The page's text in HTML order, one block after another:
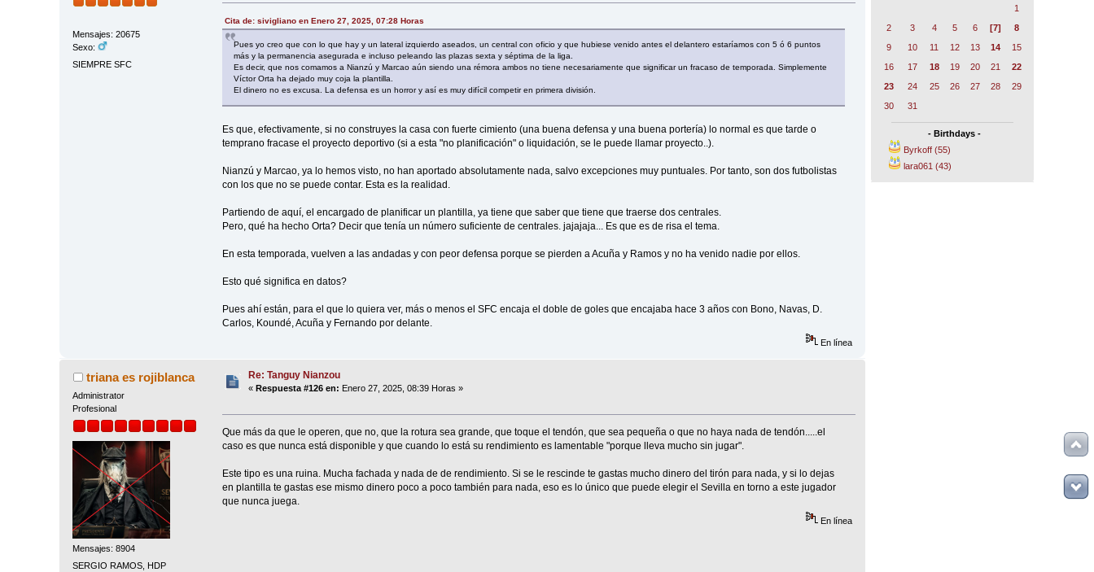
Mensajes: 20675
Sexo:
SIEMPRE SFC
Cita de: sivigliano en Enero 27, 2025, 07:28 Horas
Pues yo creo que con lo que hay y un lateral izquierdo aseados, un central con oficio y que hubiese venido antes el delantero estaríamos con 5 ó 6 puntos
más y la permanencia asegurada e incluso peleando las plazas sexta y séptima de la liga.
Es decir, que nos comamos a Nianzú y Marcao aún siendo una rémora ambos no tiene necesariamente que significar un fracaso de temporada. Simplemente
Víctor Orta ha dejado muy coja la plantilla.
El dinero no es excusa. La defensa es un horror y así es muy difícil competir en primera división.
Es que, efectivamente, si no construyes la casa con fuerte cimiento (una buena defensa y una buena portería) lo normal es que tarde o
temprano fracase el proyecto deportivo (si a esta "no planificación" o liquidación, se le puede llamar proyecto..).
Nianzú y Marcao, ya lo hemos visto, no han aportado absolutamente nada, salvo excepciones muy puntuales. Por tanto, son dos futbolistas
con los que no se puede contar. Esta es la realidad.
Partiendo de aquí, el encargado de planificar un plantilla, ya tiene que saber que tiene que traerse dos centrales.
Pero, qué ha hecho Orta? Decir que tenía un número suficiente de centrales. jajajaja... Es que es de risa el tema.
En esta temporada, vuelven a las andadas y con peor defensa porque se pierden a Acuña y Ramos y no ha venido nadie por ellos.
Esto qué significa en datos?
Pues ahí están, para el que lo quiera ver, más o menos el SFC encaja el doble de goles que encajaba hace 3 años con Bono, Navas, D.
Carlos, Koundé, Acuña y Fernando por delante.
En línea
triana es rojiblanca
Administrator
Profesional
Mensajes: 8904
SERGIO RAMOS, HDP
Re: Tanguy Nianzou
«Respuesta #126 en: Enero 27, 2025, 08:39 Horas »
Que más da que le operen, que no, que la rotura sea grande, que toque el tendón, que sea pequeña o que no haya nada de tendón.....el
caso es que nunca está disponible y que cuando lo está su rendimiento es lamentable "porque lleva mucho sin jugar".
Este tipo es una ruina. Mucha fachada y nada de de rendimiento. Si se le rescinde te gastas mucho dinero del tirón para nada, y si lo dejas
en plantilla te gastas ese mismo dinero poco a poco también para nada, eso es lo único que puede elegir el Sevilla en torno a este jugador
que nunca juega.
En línea
1
2
3 4 5 6 [7]
8
9
10 11 12 13 14
15
16
17 18 19 20 21
22
23
24 25 26 27 28
29
30
31
- Birthdays -
Byrkoff (55)
lara061 (43)